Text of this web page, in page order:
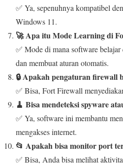
✅ Ya, sepenuhnya kompatibel
Windows 11.
🚀 Apa itu Mode Learning di
✅ Mode di mana software
dan membuat aturan otomatis.
🔒 Apakah pengaturan firewall
✅ Bisa, Fort Firewall
🧹 Bisa mendeteksi spyware
✅ Ya, software ini membantu
mengakses internet.
📂 Apakah bisa monitor port
✅ Bisa, Anda bisa melihat